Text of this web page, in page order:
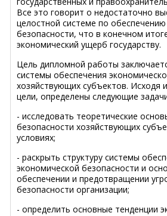
Все это говорит о недостаточно
целостной системе по
безопасности, что в конечном
экономический ущерб государству.
Цель дипломной работы
системы обеспечения
хозяйствующих субъектов. Исходя
цели, определены следующие
- исследовать теоретические
безопасности хозяйствующих
условиях;
- раскрыть структуру системы
экономической безопасности и
обеспечении и предотвращении
безопасности организации;
- определить основные тенденции